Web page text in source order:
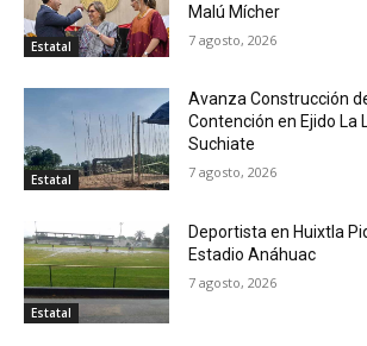
Estatal
Malú Mícher
7 agosto, 2026
Estatal
Avanza Construcción
Contención en Ejido La
Suchiate
7 agosto, 2026
Estatal
Deportista en Huixtla
Estadio Anáhuac
7 agosto, 2026